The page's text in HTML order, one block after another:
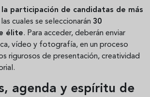
la participación de candidatas de más
cuales se seleccionarán 30
élite. Para acceder, deberán enviar
vídeo y fotografía, en un proceso
rigurosos de presentación, creatividad
agenda y espíritu de